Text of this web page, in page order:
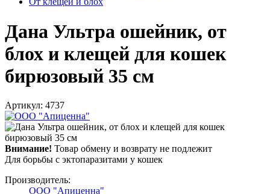
Дана Ультра ошейник, от
блох и клещей для кошек
бирюзовый 35 см
Артикул: 4737
Внимание! Товар обмену и возврату не подлежит
Для борьбы с эктопаразитами у кошек
Производитель:
ООО "Апиценна"